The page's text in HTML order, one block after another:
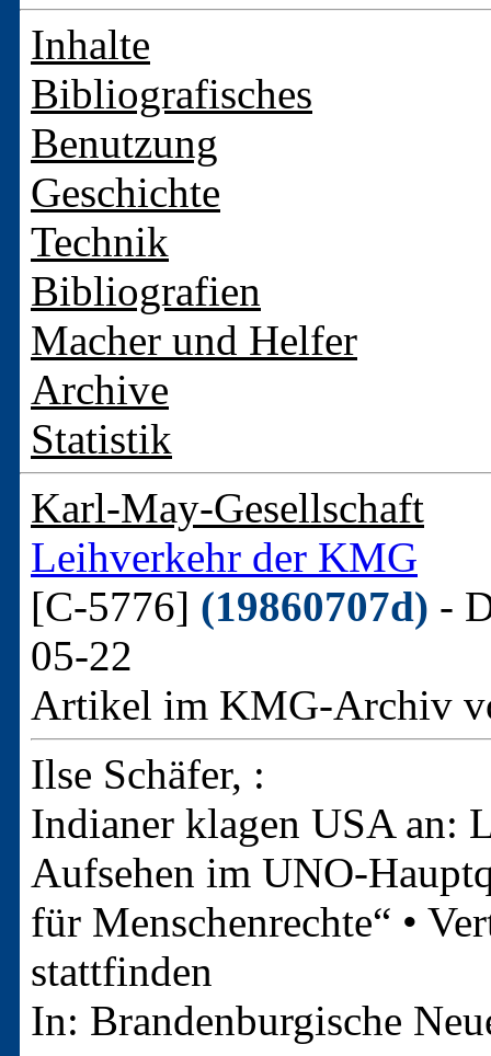
Inhalte
Bibliografisches
Benutzung
Geschichte
Technik
Bibliografien
Macher und Helfer
Archive
Statistik
Karl-May-Gesellschaft
Leihverkehr der KMG
[C-5776] (19860707d) -
05-22
Artikel im KMG-Archiv
Ilse Schäfer, :
Indianer klagen USA an:
Aufsehen im UNO-
für Menschenrechte“ •
stattfinden
In: Brandenburgische